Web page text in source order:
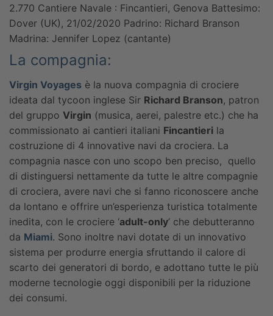
2.770 Cantiere Navale : Fincantieri, Genova Battesimo:
Dover (UK), 21/02/2020 Padrino: Richard Branson
Madrina: Jennifer Lopez (cantante)
La compagnia:
Virgin Voyages è la nuova compagnia di crociere
ideata dal tycoon inglese Sir Richard Branson, patron
del gruppo Virgin (musica, aerei, palestre etc.) che ha
commissionato ai cantieri italiani Fincantieri la
costruzione di 4 innovative navi da crociera. La
compagnia nasce con uno scopo ben preciso, quello
di distinguersi nettamente da tutte le altre compagnie
di crociera, avere navi che si fanno riconoscere anche
da lontano e offrire un’esperienza turistica totalmente
inedita, con le crociere ‘adult-only’ che debutteranno
da Miami. Sono inoltre navi dotate di un innovativo
sistema per produrre energia sfruttando il calore di
scarto dei generatori di bordo, e adottano tutte le più
moderne tecnologie oggi disponibili per la riduzione
dei consumi.